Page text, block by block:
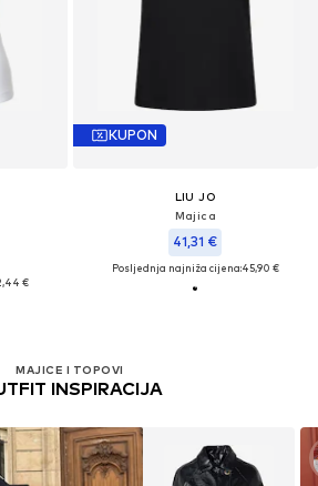
€
MAJICE I TOPOVI
INSPIRACIJA
KUPON
LIU JO
Majica
41,31 €
Posljednja najniža cijena:45,90 €